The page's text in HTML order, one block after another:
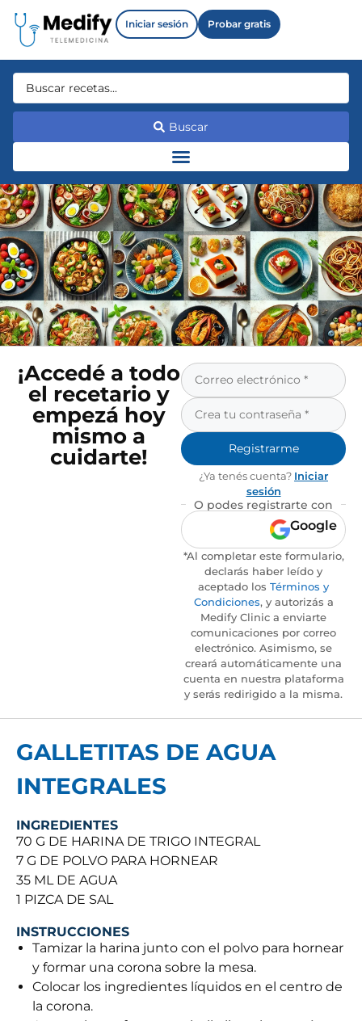
Iniciar sesión Probar gratis
Buscar
¡Accedé a todo
el recetario y
empezá hoy
mismo a
cuidarte!
Registrarme
¿Ya tenés cuenta? Iniciar
sesión
O podes registrarte con
Google
*Al completar este formulario,
declarás haber leído y
aceptado los Términos y
Condiciones, y autorizás a
Medify Clinic a enviarte
comunicaciones por correo
electrónico. Asimismo, se
creará automáticamente una
cuenta en nuestra plataforma
y serás redirigido a la misma.
GALLETITAS DE AGUA
INTEGRALES
INGREDIENTES
70 G DE HARINA DE TRIGO INTEGRAL
7 G DE POLVO PARA HORNEAR
35 ML DE AGUA
1 PIZCA DE SAL
INSTRUCCIONES
Tamizar la harina junto con el polvo para hornear
y formar una corona sobre la mesa.
Colocar los ingredientes líquidos en el centro de
la corona.